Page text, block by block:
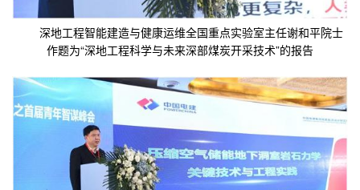
深地工程智能建造与健康运维全国重点实验室主任谢和平院士
作题为“深地工程科学与未来深部煤炭开采技术”的报告